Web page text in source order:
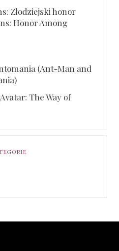
Złodziejski honor
Honor Among
(Ant-Man and
The Way of